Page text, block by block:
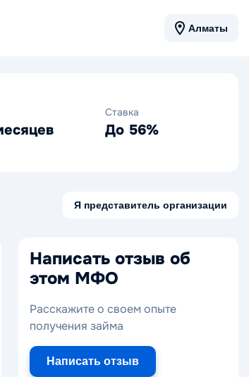
Алматы
Ставка
До 56%
Я представитель организации
Написать отзыв об
этом МФО
Расскажите о своем опыте
получения займа
Написать отзыв